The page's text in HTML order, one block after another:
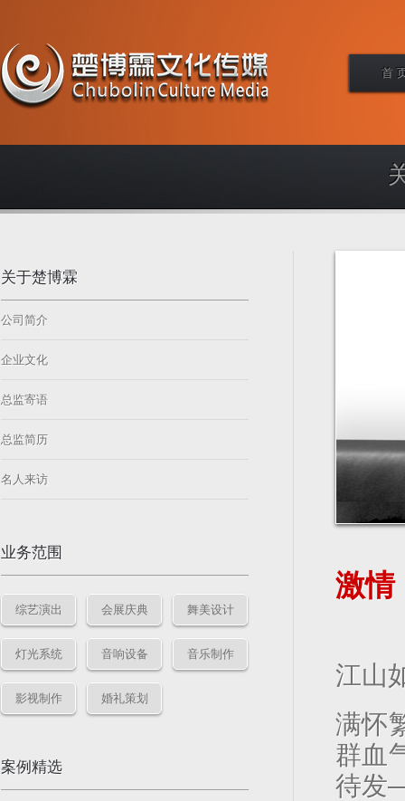
首
关于楚博霖
公司简介
企业文化
总监寄语
总监简历
名人来访
业务范围
综艺演出 会展庆典 舞美设计
灯光系统 音响设备 音乐制作
影视制作 婚礼策划
案例精选
激情
江山
满怀
群血
待发